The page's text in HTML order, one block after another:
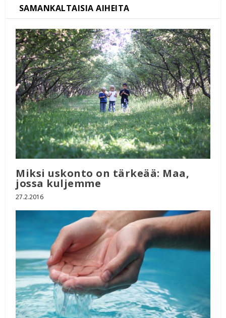
Miksi uskonto on tärkeää: Maa,
jossa kuljemme
27.2.2016